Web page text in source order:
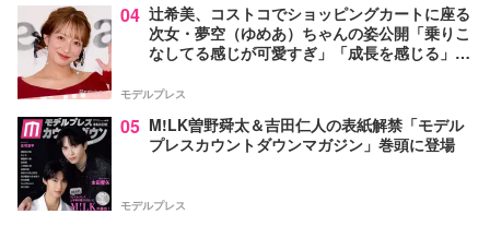
04 辻希美、コストコでショッピングカートに座る
次女・夢空（ゆめあ）ちゃんの姿公開「乗りこ
なしてる感じが可愛すぎ」「成長を感じる」の
モデルプレス
05 M!LK曽野舜太＆吉田仁人の表紙解禁「モデル
プレスカウントダウンマガジン」巻頭に登場
モデルプレス